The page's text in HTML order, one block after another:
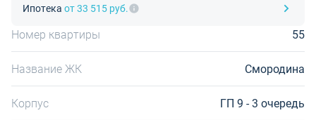
Ипотека от 33 515 руб.
Номер квартиры 55
Название ЖК Смородина
Корпус ГП 9 - 3 очередь